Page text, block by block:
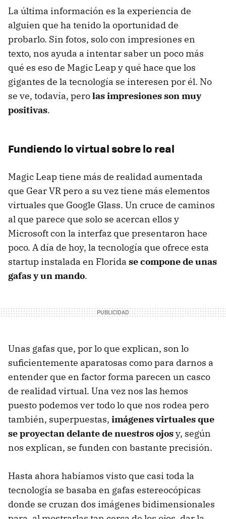
La última información es la experiencia de
alguien que ha tenido la oportunidad de
probarlo. Sin fotos, solo con impresiones en
texto, nos ayuda a intentar saber un poco más
qué es eso de Magic Leap y qué hace que los
gigantes de la tecnología se interesen por él. No
se ve, todavía, perolas impresiones son muy
positivas.
Fundiendo lo virtual sobre lo real
Magic Leap tiene más de realidad aumentada
que Gear VR pero a su vez tiene más elementos
virtuales que Google Glass. Un cruce de caminos
al que parece que solo se acercan ellos y
Microsoft con la interfaz que presentaron hace
poco. A día de hoy, la tecnología que ofrece esta
startup instalada en Florida se compone de unas
gafas y un mando.
Unas gafas que, por lo que explican, son lo
suficientemente aparatosas como para darnos a
entender que en factor forma parecen un casco
de realidad virtual. Una vez nos las hemos
puesto podemos ver todo lo que nos rodea pero
también, superpuestas, imágenes virtuales que
se proyectan delante de nuestros ojosy, según
nos explican, se funden con bastante precisión.
Hasta ahora habíamos visto que casi toda la
tecnología se basaba en gafas estereocópicas
donde se cruzan dos imágenes bidimensionales